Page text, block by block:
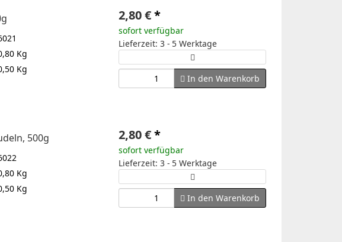
Kg
Kg
2,80 €*
sofort verfügbar
Lieferzeit: 3 - 5 Werktage
In den Warenkorb
500g
Kg
Kg
2,80 €*
sofort verfügbar
Lieferzeit: 3 - 5 Werktage
In den Warenkorb